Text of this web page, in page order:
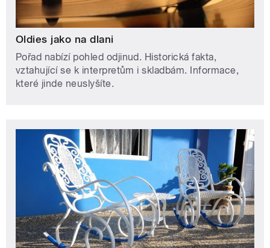
Oldies jako na dlani
Pořad nabízí pohled odjinud. Historická fakta,
vztahující se k interpretům i skladbám. Informace,
které jinde neuslyšíte.